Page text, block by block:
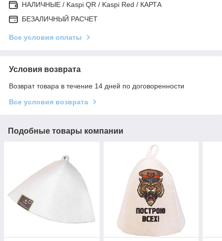
НАЛИЧНЫЕ / Kaspi QR / Kaspi Red / КАРТА
БЕЗАЛИЧНЫЙ РАСЧЕТ
Все условия оплаты
Условия возврата
Возврат товара в течение 14 дней по договоренности
Все условия возврата
Подобные товары компании